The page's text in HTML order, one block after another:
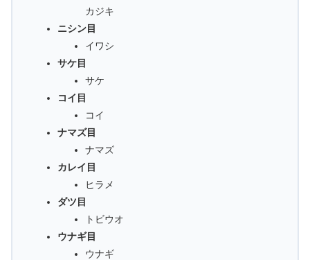
カジキ
ニシン目
イワシ
サケ目
サケ
コイ目
コイ
ナマズ目
ナマズ
カレイ目
ヒラメ
ダツ目
トビウオ
ウナギ目
ウナギ